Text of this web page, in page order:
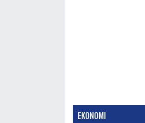
EKONOMI